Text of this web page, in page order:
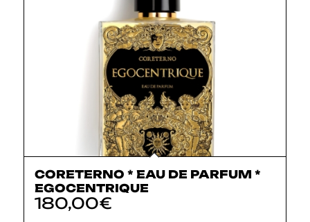
CORETERNO * EAU DE PARFUM *
EGOCENTRIQUE
180,00€